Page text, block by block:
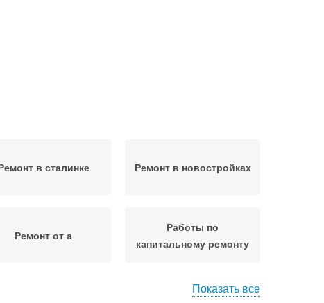
в сталинке Ремонт в новостройках
Ремонт от а
Работы по
капитальному ремонту
Показать все